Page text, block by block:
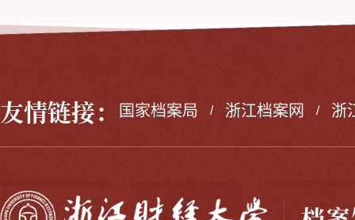
友情链接： 国家档案局 / 浙江档案网 / 浙